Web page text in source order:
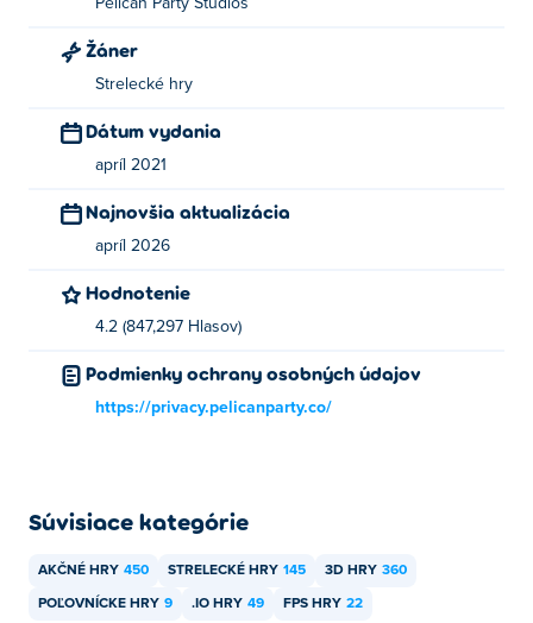
Pelican Party Studios
Žáner
Strelecké hry
Dátum vydania
apríl 2021
Najnovšia aktualizácia
apríl 2026
Hodnotenie
4.2 (847,297 Hlasov)
Podmienky ochrany osobných údajov
https://privacy.pelicanparty.co/
Súvisiace kategórie
AKČNÉ HRY 450 STRELECKÉ HRY 145 3D HRY 360
POĽOVNÍCKE HRY 9 .IO HRY 49 FPS HRY 22